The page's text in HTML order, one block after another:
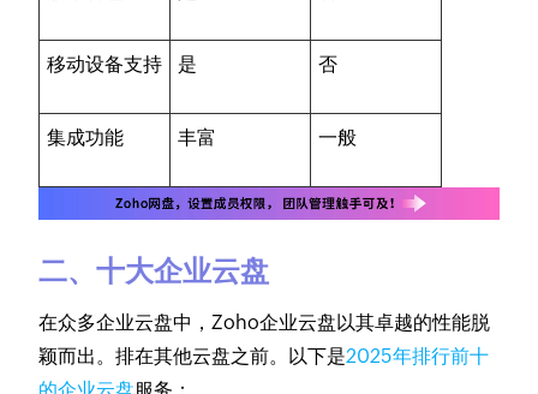
移动设备支持 是 否
集成功能 丰富 一般
二、十大企业云盘
在众多企业云盘中，Zoho企业云盘以其卓越的性能脱
颖而出。排在其他云盘之前。以下是2025年排行前十
的企业云盘服务：